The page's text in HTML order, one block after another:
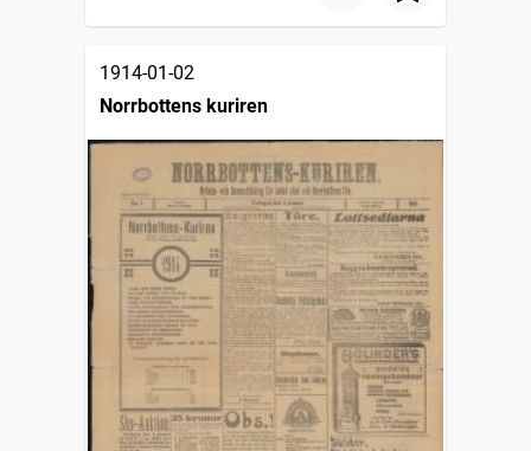
1914-01-02
Norrbottens kuriren